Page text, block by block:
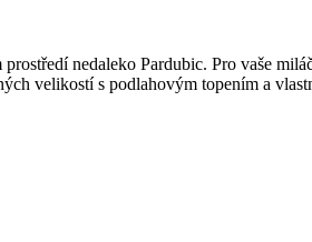
nedaleko Pardubic. Pro vaše
velikostí s podlahovým topením a